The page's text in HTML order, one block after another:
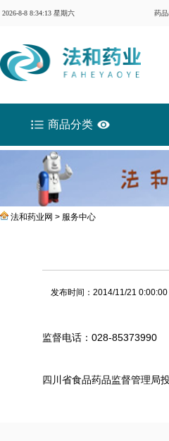
2026-8-8 8:34:13 星期六 药
商品分类
法和药业网 > 服务中心
发布时间： 2014/11/21 0:00:00
监督电话：028-85373990
四川省食品药品监督管理局